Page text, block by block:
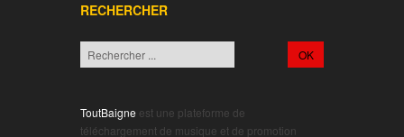
RECHERCHER
ToutBaigne est une plateforme de
téléchargement de musique et de promotion